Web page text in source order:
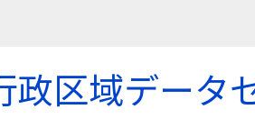
政区域データ